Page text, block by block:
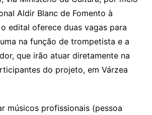
Aldir Blanc de Fomento à
edital oferece duas vagas para
na função de trompetista e a
que irão atuar diretamente na
do projeto, em Várzea
músicos profissionais (pessoa